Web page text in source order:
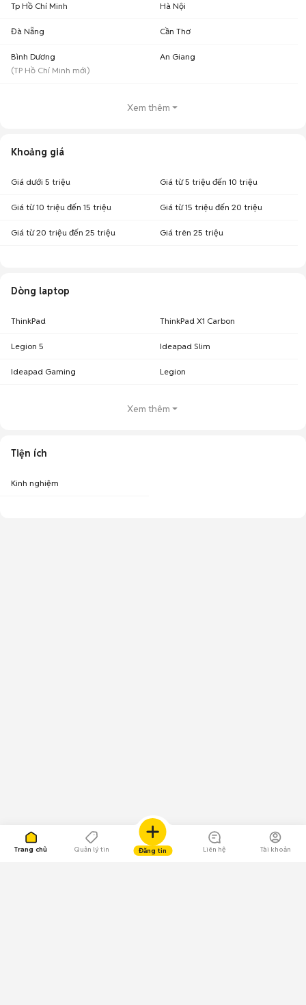
Trang chủ Quản lý tin Đăng tin Liên hệ Tài khoản
Tp Hồ Chí Minh Hà Nội
Đà Nẵng Cần Thơ
Bình Dương
(TP Hồ Chí Minh mới)
An Giang
Xem thêm
Khoảng giá
Giá dưới 5 triệu Giá từ 5 triệu đến 10 triệu
Giá từ 10 triệu đến 15 triệu Giá từ 15 triệu đến 20 triệu
Giá từ 20 triệu đến 25 triệu Giá trên 25 triệu
Dòng laptop
ThinkPad ThinkPad X1 Carbon
Legion 5 Ideapad Slim
Ideapad Gaming Legion
Xem thêm
Tiện ích
Kinh nghiệm